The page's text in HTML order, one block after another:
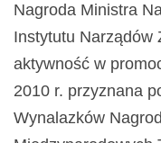
Nagroda Ministra
Instytutu Narządów
aktywność w
2010 r. przyznana
Wynalazków